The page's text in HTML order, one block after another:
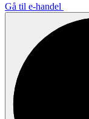
Gå til e-handel